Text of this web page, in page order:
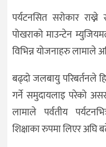
पर्यटनसित सरोकार
पोखराको माउन्टेन
विभिन्न योजनाहरु लामाले
बढ्दो जलबायु परिबर्तनले
गर्ने समुदायलाइ परेको
लामाले पर्वतीय
शिक्षाका रुपमा लिएर अघि